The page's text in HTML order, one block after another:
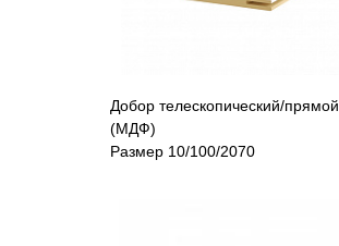
Добор телескопический/прямой
(МДФ)
Размер 10/100/2070